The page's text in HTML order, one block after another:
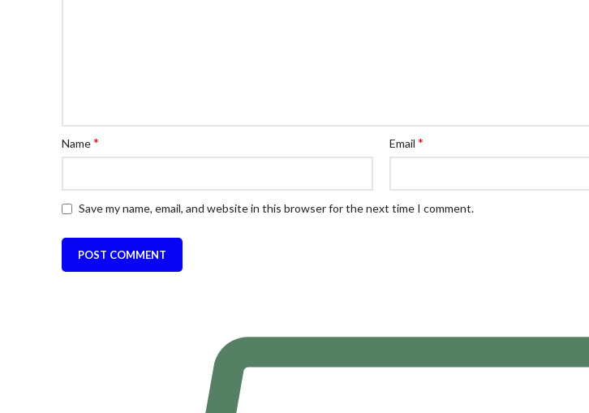
Name* Email *
Save my name, email, and website in this browser for the next time I comment.